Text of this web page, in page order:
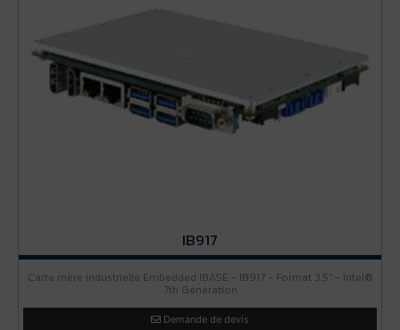
IB917
Carte mère industrielle Embedded IBASE - IB917 - Format 3.5'' - Intel®
7th Génération
Demande de devis